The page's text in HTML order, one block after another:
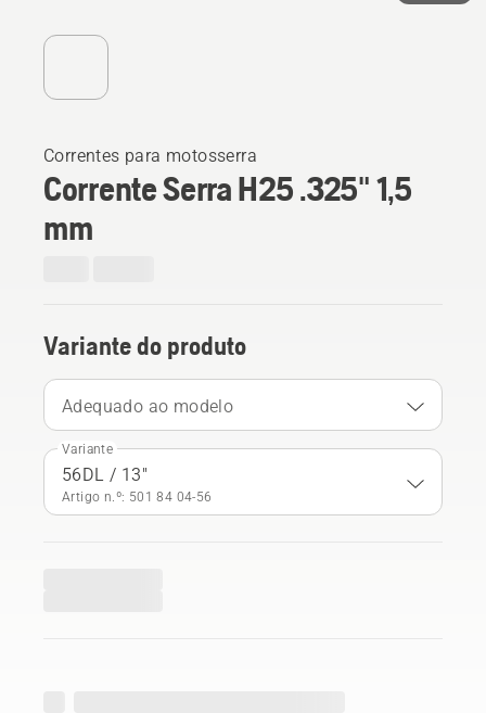
Correntes para motosserra
Corrente Serra H25 .325" 1,5
mm
Variante do produto
Adequado ao modelo
Variante
56DL / 13"
Artigo n.º: 501 84 04‑56